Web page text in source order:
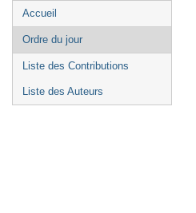
Menu
de
l'événement
Accueil
Ordre du jour
Liste des Contributions
Liste des Auteurs